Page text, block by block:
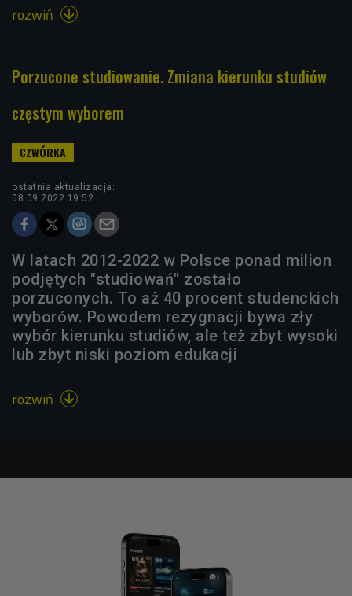
rozwiń 
Porzucone studiowanie. Zmiana kierunku studiów
częstym wyborem
ostatnia aktualizacja:
08.09.2022 19:52
W latach 2012-2022 w Polsce ponad milion
podjętych "studiowań" zostało
porzuconych. To aż 40 procent studenckich
wyborów. Powodem rezygnacji bywa zły
wybór kierunku studiów, ale też zbyt wysoki
lub zbyt niski poziom edukacji
rozwiń 